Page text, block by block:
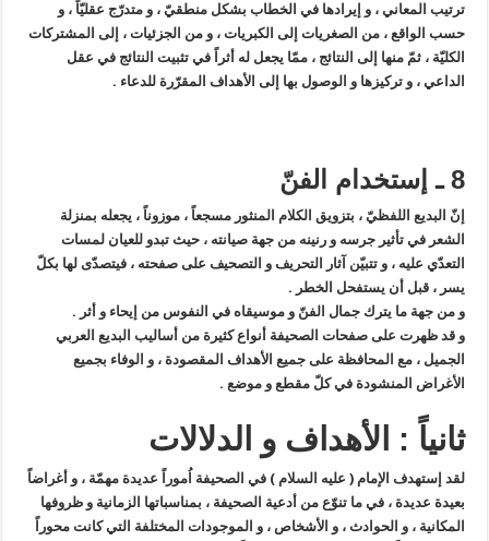
ترتيب المعاني ، و إيرادها في الخطاب بشكل منطقيّ ، و متدرّج عقليّاً ، و
حسب الواقع ، من الصغريات إلى الكبريات ، و من الجزئيات ، إلى المشتركات
الكليّة ، ثمّ منها إلى النتائج ، ممّا يجعل له أثراً في تثبيت النتائج في عقل
الداعي ، و تركيزها و الوصول بها إلى الأهداف المقرّرة للدعاء .
8 ـ إستخدام الفنّ
إنّ البديع اللفظيّ ، بتزويق الكلام المنثور مسجعاً ، موزوناً ، يجعله بمنزلة
الشعر في تأثير جرسه و رنينه من جهة صيانته ، حيث تبدو للعيان لمسات
التعدّي عليه ، و تتبيّن آثار التحريف و التصحيف على صفحته ، فيتصدّى لها بكلّ
يسر ، قبل أن يستفحل الخطر .
و من جهة ما يترك جمال الفنّ و موسيقاه في النفوس من إيحاء و أثر .
و قد ظهرت على صفحات الصحيفة أنواع كثيرة من أساليب البديع العربي
الجميل ، مع المحافظة على جميع الأهداف المقصودة ، و الوفاء بجميع
الأغراض المنشودة في كلّ مقطع و موضع .
ثانياً : الأهداف و الدلالات
لقد إستهدف الإمام ( عليه السلام ) في الصحيفة اُموراً عديدة مهمّة ، و أغراضاً
بعيدة عديدة ، في ما تنوّع من أدعية الصحيفة ، بمناسباتها الزمانية و ظروفها
المكانية ، و الحوادث ، و الأشخاص ، و الموجودات المختلفة التي كانت محوراً